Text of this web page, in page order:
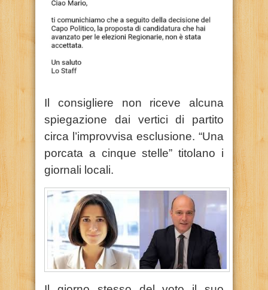
Il consigliere non riceve alcuna
spiegazione dai vertici di partito
circa l’improvvisa esclusione. “Una
porcata a cinque stelle” titolano i
giornali locali.